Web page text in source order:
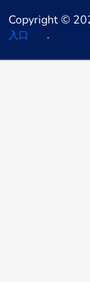
Copyright ©
入口
.